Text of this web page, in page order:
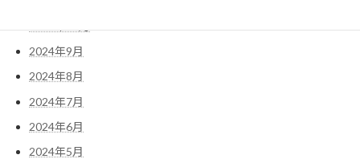
2024年9月
2024年8月
2024年7月
2024年6月
2024年5月